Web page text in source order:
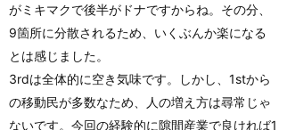
がミキマクで後半がドナですからね。その分、
9箇所に分散されるため、いくぶんか楽になる
とは感じました。
3rdは全体的に空き気味です。しかし、1stから
の移動民が多数なため、人の増え方は尋常じゃ
ないです。今回の経験的に隙間産業で良ければ1